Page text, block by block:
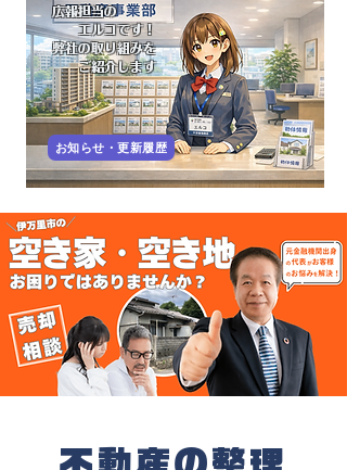
​広報担当の
エルコです！
​弊社の取り組みを
ご紹介します
お知らせ・更新履歴